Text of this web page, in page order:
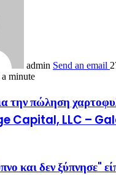
admin Send an email
minute
την πώληση
Capital, LLC –
και δεν ξύπνησε"